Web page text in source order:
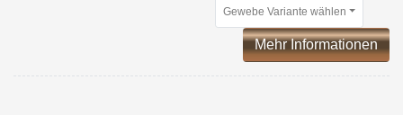
Gewebe Variante wählen
Mehr Informationen